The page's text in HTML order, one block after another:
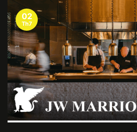
02
Th7